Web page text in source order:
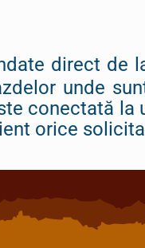
direct de
unde
conectată la
orice